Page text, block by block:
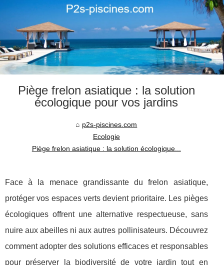
Piège frelon asiatique : la solution
écologique pour vos jardins
p2s-piscines.com
Ecologie
Piège frelon asiatique : la solution écologique...
Face à la menace grandissante du frelon asiatique,
protéger vos espaces verts devient prioritaire. Les pièges
écologiques offrent une alternative respectueuse, sans
nuire aux abeilles ni aux autres pollinisateurs. Découvrez
comment adopter des solutions efficaces et responsables
pour préserver la biodiversité de votre jardin tout en